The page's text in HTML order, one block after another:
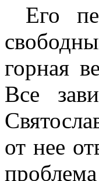
Его
горная
Все
от нее